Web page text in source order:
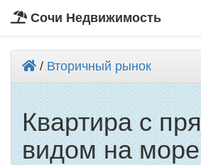
Сочи Недвижимость
/ Вторичный рынок
Квартира с
видом на море